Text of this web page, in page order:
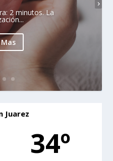
2 minutos. La
Juarez
34º